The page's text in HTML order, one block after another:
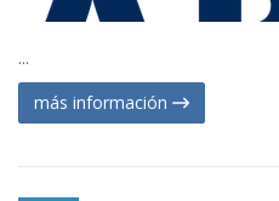
...
más información